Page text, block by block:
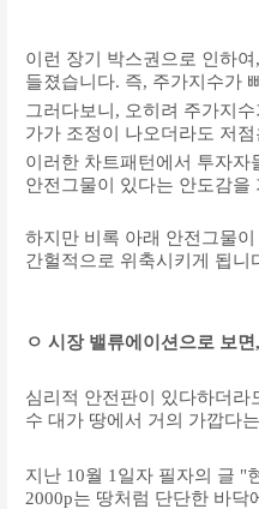
이런 장기 박스권으로 인하
들졌습니다. 즉, 주가지수가
그러다보니, 오히려 주가지
가가 조정이 나오더라도 저
이러한 차트패턴에 서 투자자
안전그물이 있다는 안도감을
하지만 비록 아래 안전그물
간헐적으로 위축시키게 됩니
ㅇ 시장 밸류에이션으로 보
심리적 안전판이 있다하더
수 대가 땅에서 거의 가깝다
지난 10월 1일자 필자의 글 "
2000p는 땅처럼 단단한 바